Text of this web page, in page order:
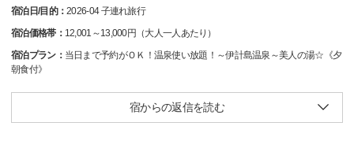
宿泊日/目的：2026-04 子連れ旅行
宿泊価格帯： 12,001～13,000円（大人一人あたり）
宿泊プラン： 当日まで予約がＯＫ！温泉使い放題！～伊計島温泉～美人の湯☆《夕
朝食付》
宿からの返信を読む